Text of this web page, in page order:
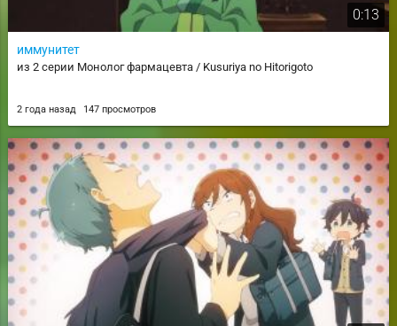
0:13
иммунитет
из 2 серии Монолог фармацевта / Kusuriya no Hitorigoto
2 года назад 147 просмотров